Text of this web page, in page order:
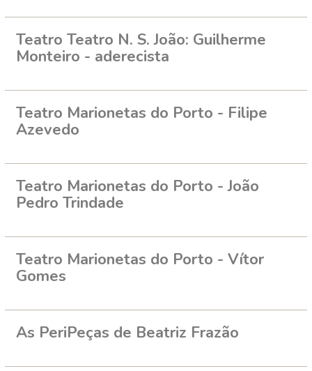
Teatro Teatro N. S. João: Guilherme
Monteiro - aderecista
Teatro Marionetas do Porto - Filipe
Azevedo
Teatro Marionetas do Porto - João
Pedro Trindade
Teatro Marionetas do Porto - Vítor
Gomes
As PeriPeças de Beatriz Frazão